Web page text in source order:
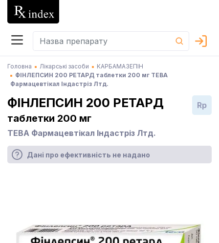
Головна Лікарські засоби
КАРБАМАЗЕПІН
ФІНЛЕПСИН 200 РЕТАРД таблетки 200 мг ТЕВА
Фармацевтікал Індастріз Лтд.
ФІНЛЕПСИН 200 РЕТАРД
таблетки 200 мг
ТЕВА Фармацевтікал Індастріз Лтд.
Rp
Дані про ефективність не надано